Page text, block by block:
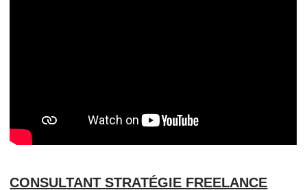
CONSULTANT STRATÉGIE FREELANCE